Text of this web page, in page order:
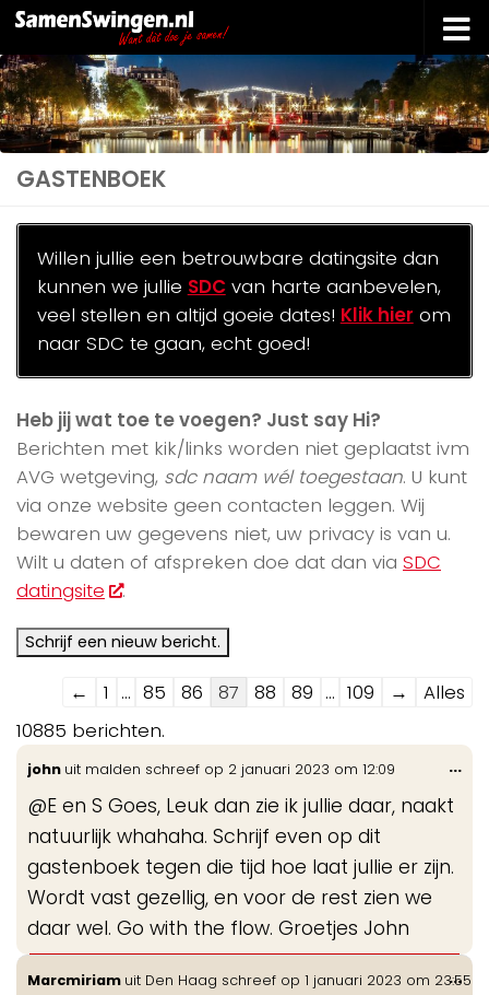
Doorgaan naar inhoud
GASTENBOEK
Willen jullie een betrouwbare datingsite dan
kunnen we jullie SDCvan harte aanbevelen,
veel stellen en altijd goeie dates! Klik hier om
naar SDC te gaan, echt goed!
Heb jij wat toe te voegen? Just say Hi?
Berichten met kik/links worden niet geplaatst ivm
AVG wetgeving, sdc naam wél toegestaan. U kunt
via onze website geen contacten leggen. Wij
bewaren uw gegevens niet, uw privacy is van u.
Wilt u daten of afspreken doe dat dan via SDC
datingsite
.
Navigatie
door
de
gastenboek-
lijst
← 1 ... 85 86 87 88 89 ... 109 →
Alles
10885 berichten.
john uit malden schreef op 2 januari 2023 om 12:09
@E en S Goes, Leuk dan zie ik jullie daar, naakt
natuurlijk whahaha. Schrijf even op dit
gastenboek tegen die tijd hoe laat jullie er zijn.
Wordt vast gezellig, en voor de rest zien we
daar wel. Go with the flow. Groetjes John
...
Marcmiriam uit Den Haag schreef op 1 januari 2023 om 23:55
...